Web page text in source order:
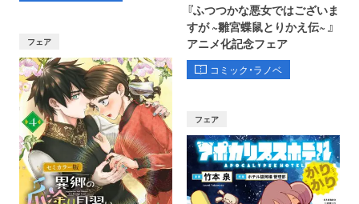
フェア
『ふつつかな悪女ではございま
すが ~雛宮蝶鼠とりかえ伝~ 』
アニメ化記念フェア
コミック・ラノベ
フェア